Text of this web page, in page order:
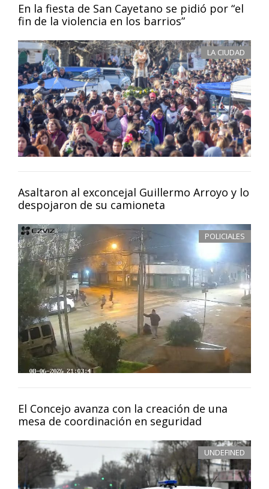
En la fiesta de San Cayetano se pidió por “el
fin de la violencia en los barrios”
LA CIUDAD
Asaltaron al exconcejal Guillermo Arroyo y lo
despojaron de su camioneta
POLICIALES
El Concejo avanza con la creación de una
mesa de coordinación en seguridad
UNDEFINED